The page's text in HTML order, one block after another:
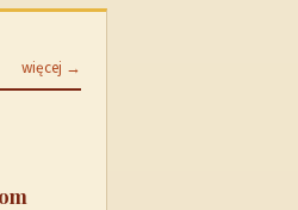
więcej →